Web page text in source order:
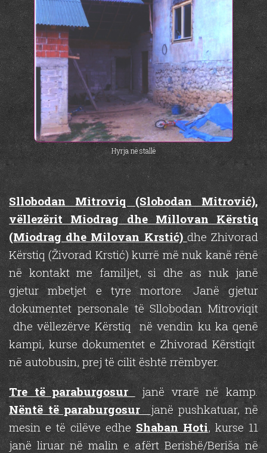
Hyrja në stallë
Sllobodan Mitroviq (Slobodan Mitrović),
vëllezërit Miodrag dhe Millovan Kërstiq
(Miodrag dhe Milovan Krstić)dhe Zhivorad
Kërstiq (Živorad Krstić) kurrë më nuk kanë rënë
në kontakt me familjet, si dhe as nuk janë
gjetur mbetjet e tyre mortore. Janë gjetur
dokumentet personale të Sllobodan Mitroviqit
dhe vëllezërve Kërstiq në vendin ku ka qenë
kampi, kurse dokumentet e Zhivorad Kërstiqit
në autobusin, prej të cilit është rrëmbyer.
Tre të paraburgosur janë vrarë në kamp.
Nëntë të paraburgosurjanë pushkatuar, në
mesin e të cilëve edhe Shaban Hoti, kurse 11
janë liruar në malin e afërt Berishë/Beriša në